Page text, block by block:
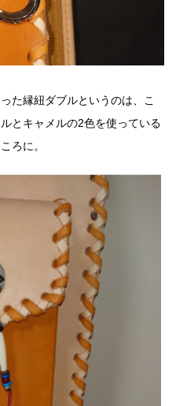
た縁紐ダブルというのは、こ
とキャメルの2色を使っている
ろに。